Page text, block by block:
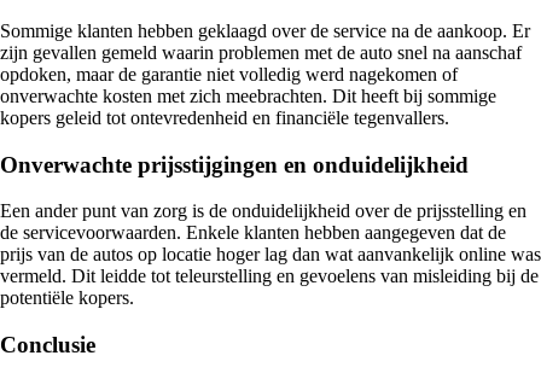
Sommige klanten hebben geklaagd over de service na de aankoop. Er
zijn gevallen gemeld waarin problemen met de auto snel na aanschaf
opdoken, maar de garantie niet volledig werd nagekomen of
onverwachte kosten met zich meebrachten. Dit heeft bij sommige
kopers geleid tot ontevredenheid en financiële tegenvallers.
Onverwachte prijsstijgingen en onduidelijkheid
Een ander punt van zorg is de onduidelijkheid over de prijsstelling en
de servicevoorwaarden. Enkele klanten hebben aangegeven dat de
prijs van de autos op locatie hoger lag dan wat aanvankelijk online was
vermeld. Dit leidde tot teleurstelling en gevoelens van misleiding bij de
potentiële kopers.
Conclusie